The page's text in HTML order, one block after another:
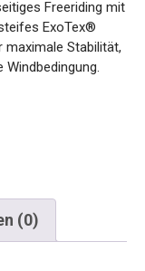
bieten dir
Handling für
(0)